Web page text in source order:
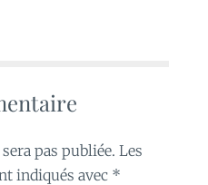
pas publiée. Les
indiqués avec *